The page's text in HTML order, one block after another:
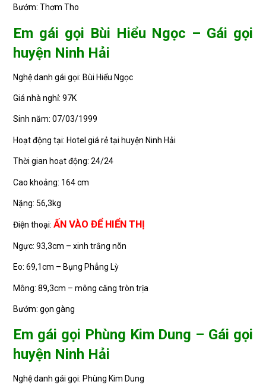
Bướm: Thơm Tho
Em gái gọi Bùi Hiểu Ngọc – Gái gọi
huyện Ninh Hải
Nghệ danh gái gọi: Bùi Hiểu Ngọc
Giá nhà nghỉ: 97K
Sinh năm: 07/03/1999
Hoạt động tại: Hotel giá rẻ tại huyện Ninh Hải
Thời gian hoạt động: 24/24
Cao khoảng: 164 cm
Nặng: 56,3kg
Điện thoại:ẤN VÀO ĐỂ HIỂN THỊ
Ngực: 93,3cm – xinh trắng nõn
Eo: 69,1cm – Bụng Phẳng Lỳ
Mông: 89,3cm – mông căng tròn trịa
Bướm: gọn gàng
Em gái gọi Phùng Kim Dung – Gái gọi
huyện Ninh Hải
Nghệ danh gái gọi: Phùng Kim Dung